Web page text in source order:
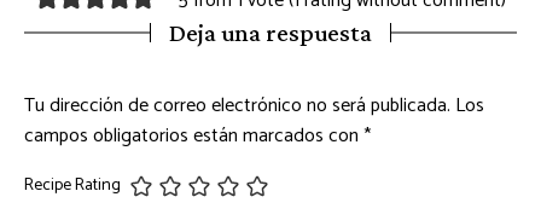
Deja una respuesta
Tu dirección de correo electrónico no será publicada. Los
campos obligatorios están marcados con*
Recipe Rating